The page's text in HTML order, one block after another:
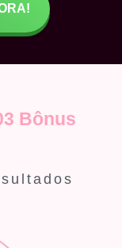
Bônus